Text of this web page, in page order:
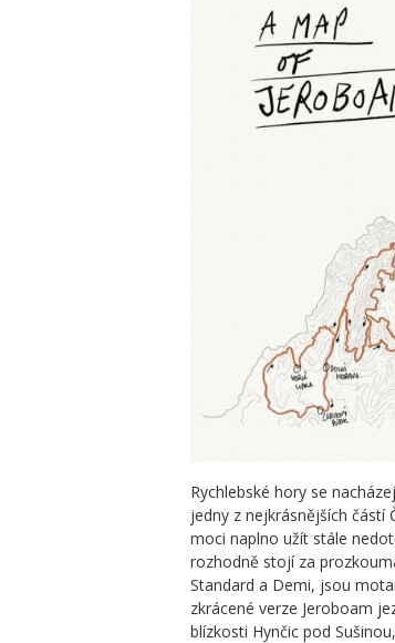
Rychlebské hory se
jedny z nejkrásnějších částí
moci naplno užít stále
rozhodně stojí za
Standard a Demi, jsou
zkrácené verze Jeroboam
blízkosti Hynčic pod